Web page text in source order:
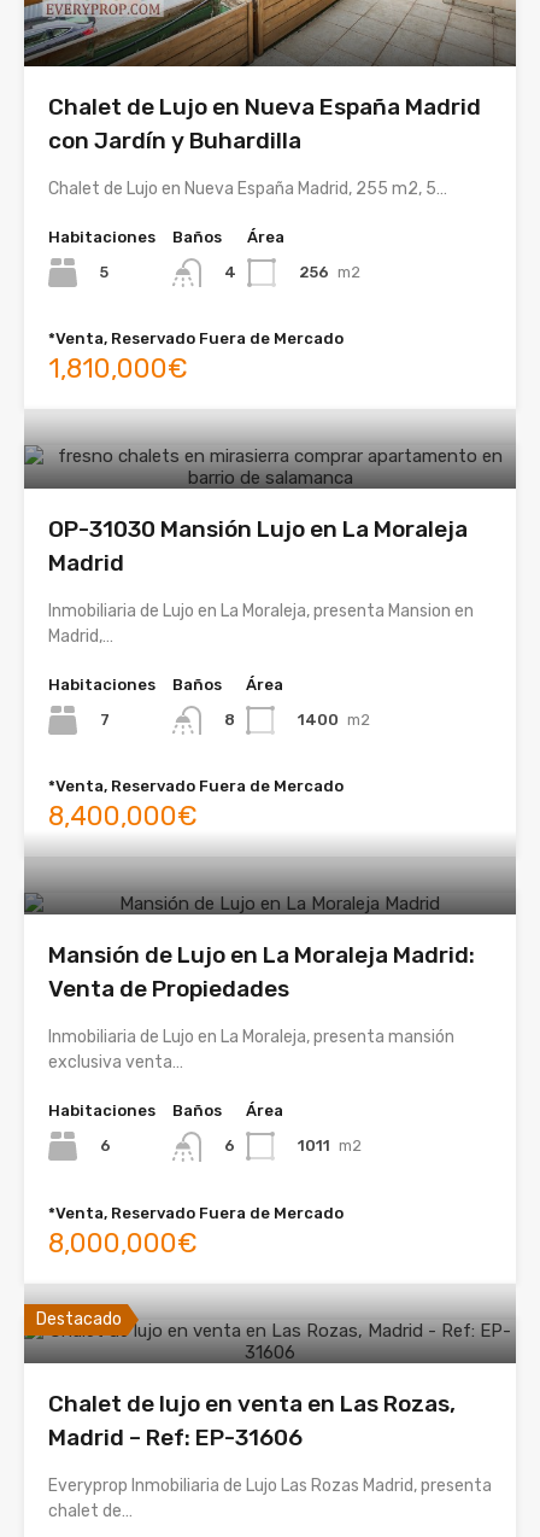
Chalet de Lujo en Nueva España Madrid
con Jardín y Buhardilla
Chalet de Lujo en Nueva España Madrid, 255 m2, 5…
Habitaciones
5
Baños
4
Área
256 m2
*Venta, Reservado Fuera de Mercado
1,810,000€
OP-31030 Mansión Lujo en La Moraleja
Madrid
Inmobiliaria de Lujo en La Moraleja, presenta Mansion en
Madrid,…
Habitaciones
7
Baños
8
Área
1400 m2
*Venta, Reservado Fuera de Mercado
8,400,000€
Mansión de Lujo en La Moraleja Madrid:
Venta de Propiedades
Inmobiliaria de Lujo en La Moraleja, presenta mansión
exclusiva venta…
Habitaciones
6
Baños
6
Área
1011 m2
*Venta, Reservado Fuera de Mercado
8,000,000€
Destacado
Chalet de lujo en venta en Las Rozas,
Madrid – Ref: EP-31606
Everyprop Inmobiliaria de Lujo Las Rozas Madrid, presenta
chalet de…